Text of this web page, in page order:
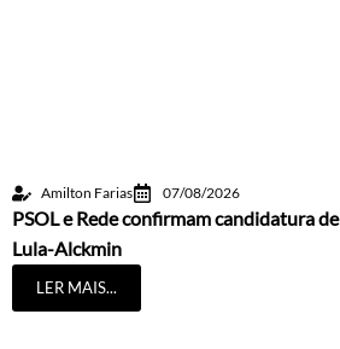
Amilton Farias 07/08/2026
PSOL e Rede confirmam candidatura de
Lula-Alckmin
LER MAIS...